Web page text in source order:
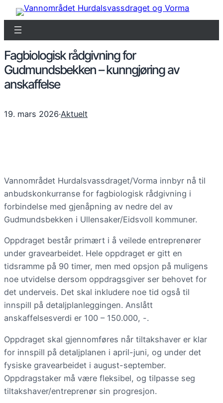
Fagbiologisk rådgivning for
Gudmundsbekken – kunngjøring av
anskaffelse
19. mars 2026·Aktuelt
Vannområdet Hurdalsvassdraget/Vorma innbyr nå til
anbudskonkurranse for fagbiologisk rådgivning i
forbindelse med gjenåpning av nedre del av
Gudmundsbekken i Ullensaker/Eidsvoll kommuner.
Oppdraget består primært i å veilede entreprenører
under gravearbeidet. Hele oppdraget er gitt en
tidsramme på 90 timer, men med opsjon på muligens
noe utvidelse dersom oppdragsgiver ser behovet for
det underveis. Det skal inkludere noe tid også til
innspill på detaljplanleggingen. Anslått
anskaffelsesverdi er 100 – 150.000, -.
Oppdraget skal gjennomføres når tiltakshaver er klar
for innspill på detaljplanen i april-juni, og under det
fysiske gravearbeidet i august-september.
Oppdragstaker må være fleksibel, og tilpasse seg
tiltakshaver/entreprenør sin progresjon.